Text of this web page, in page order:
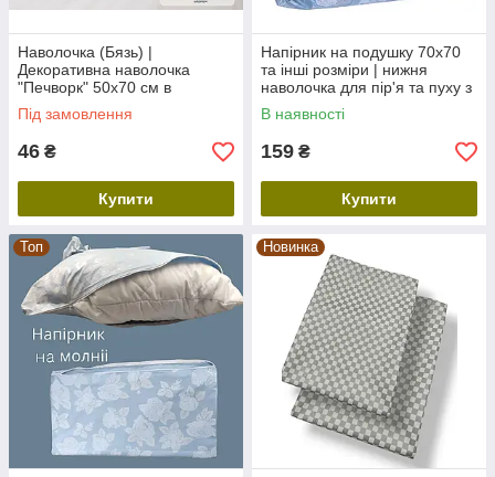
Наволочка (Бязь) |
Декоративна наволочка
"Печворк" 50х70 см в
асортименті | від 2х шт
Під замовлення
46 ₴
Купити
Напірник на подушку 70х70
та інші розміри | нижня
наволочка для пір'я та пуху з
тіку однотонний, блакитний,
вибір розміру
В наявності
159 ₴
Купити
Топ Новинка